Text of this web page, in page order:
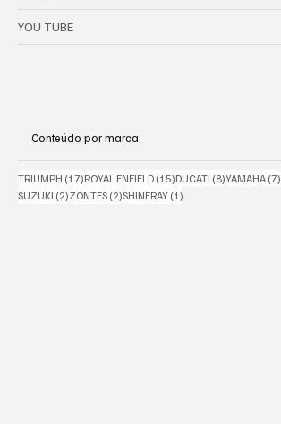
YOU TUBE
Conteúdo por marca
TRIUMPH (17)17 posts
ROYAL ENFIELD (15)15 posts
DUCATI (8)8 posts
YAMAHA (7)
SUZUKI (2)2 posts
ZONTES (2)2 posts
SHINERAY (1)